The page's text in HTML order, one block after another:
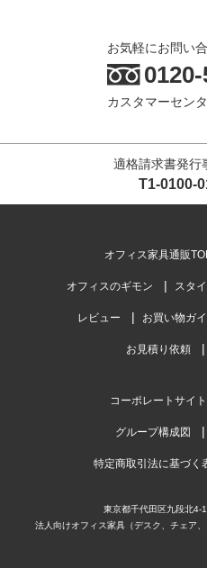
お気軽にお問い
カスタマーセン
適格請求書発行
T1-0100-
オフィス家具通販
オフィスのギモン スタ
レビュー お買い物ガ
お見積り依頼
コーポレートサイト
グループ構成図
特定商取引法に基づく
東京都千代田区九段北4-
法人向けオフィス家具（デスク、チェア